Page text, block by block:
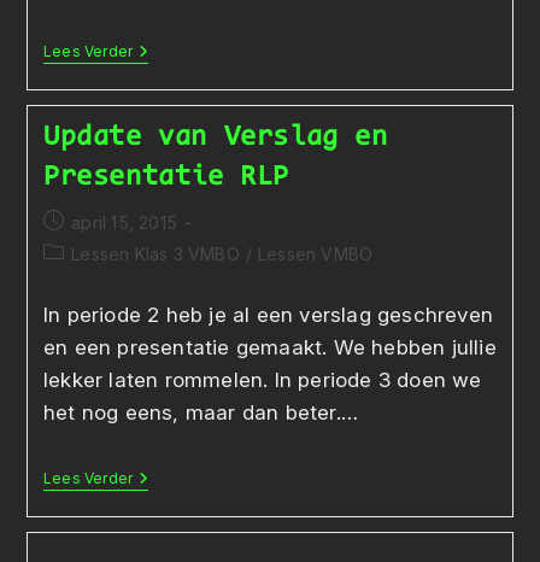
Lees VerderOnderzoek
En
Ontwerp
Van
Concepten
Update van Verslag en
Presentatie RLP
Bericht
gepubliceerd
april 15, 2015
Berichtcategorie:
Lessen Klas 3 VMBO / Lessen VMBO
In periode 2 heb je al een verslag geschreven
en een presentatie gemaakt. We hebben jullie
lekker laten rommelen. In periode 3 doen we
het nog eens, maar dan beter.…
Lees VerderUpdate
Van
Verslag
En